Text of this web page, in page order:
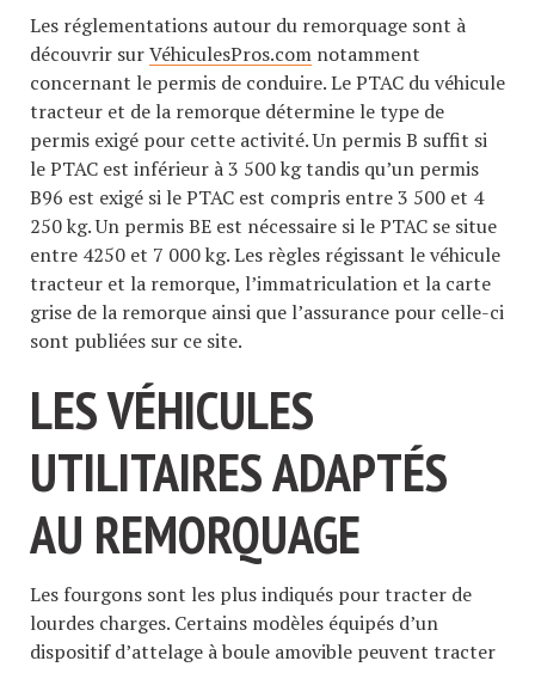
Les réglementations autour du remorquage sont à
découvrir surVéhiculesPros.com notamment
concernant le permis de conduire. Le PTAC du véhicule
tracteur et de la remorque détermine le type de
permis exigé pour cette activité. Un permis B suffit si
le PTAC est inférieur à 3 500 kg tandis qu’un permis
B96 est exigé si le PTAC est compris entre 3 500 et 4
250 kg. Un permis BE est nécessaire si le PTAC se situe
entre 4250 et 7 000 kg. Les règles régissant le véhicule
tracteur et la remorque, l’immatriculation et la carte
grise de la remorque ainsi que l’assurance pour celle-ci
sont publiées sur ce site.
LES VÉHICULES
UTILITAIRES ADAPTÉS
AU REMORQUAGE
Les fourgons sont les plus indiqués pour tracter de
lourdes charges. Certains modèles équipés d’un
dispositif d’attelage à boule amovible peuvent tracter